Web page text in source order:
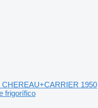
CHEREAU+CARRIER 1950
frigorífico